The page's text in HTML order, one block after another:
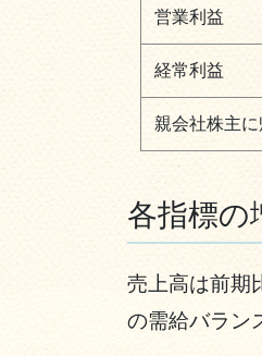
営業利益
経常利益
親会社株主
各指標の
売上高は前期
の需給バラン